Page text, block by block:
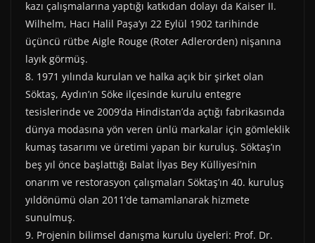
kazı çalışmalarına yaptığı katkıdan dolayı da Kaiser II.
Wilhelm, Hacı Halil Paşa’yı 22 Eylül 1902 tarihinde
üçüncü rütbe Aigle Rouge (Roter Adlerorden) nişanına
layık görmüş.
8. 1971 yılında kurulan ve halka açık bir şirket olan
Söktaş, Aydın’ın Söke ilçesinde kurulu entegre
tesislerinde ve 2009’da Hindistan’da açtığı fabrikasında
dünya modasına yön veren ünlü markalar için gömleklik
kumaş tasarımı ve üretimi yapan bir kuruluş. Söktaş’ın
beş yıl önce başlattığı Balat İlyas Bey Külliyesi’nin
onarım ve restorasyon çalışmaları Söktaş’ın 40. kuruluş
yıldönümü olan 2011’de tamamlanarak hizmete
sunulmuş.
9. Projenin bilimsel danışma kurulu üyeleri: Prof. Dr.